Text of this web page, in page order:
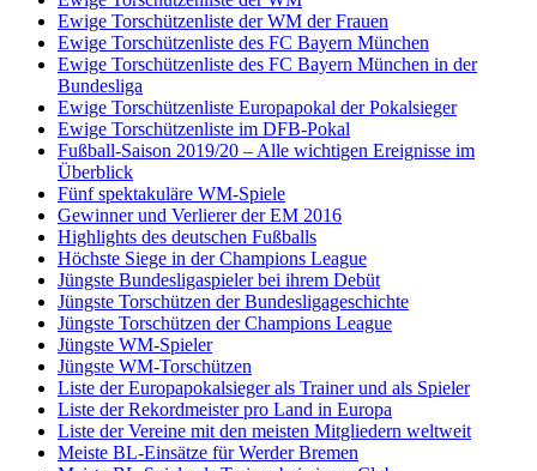
Ewige Torschützenliste der WM der Frauen
Ewige Torschützenliste des FC Bayern München
Ewige Torschützenliste des FC Bayern München in der
Bundesliga
Ewige Torschützenliste Europapokal der Pokalsieger
Ewige Torschützenliste im DFB-Pokal
Fußball-Saison 2019/20 – Alle wichtigen Ereignisse im
Überblick
Fünf spektakuläre WM-Spiele
Gewinner und Verlierer der EM 2016
Highlights des deutschen Fußballs
Höchste Siege in der Champions League
Jüngste Bundesligaspieler bei ihrem Debüt
Jüngste Torschützen der Bundesligageschichte
Jüngste Torschützen der Champions League
Jüngste WM-Spieler
Jüngste WM-Torschützen
Liste der Europapokalsieger als Trainer und als Spieler
Liste der Rekordmeister pro Land in Europa
Liste der Vereine mit den meisten Mitgliedern weltweit
Meiste BL-Einsätze für Werder Bremen